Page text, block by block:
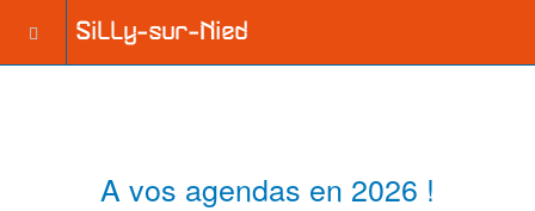
A vos agendas en 2026 !